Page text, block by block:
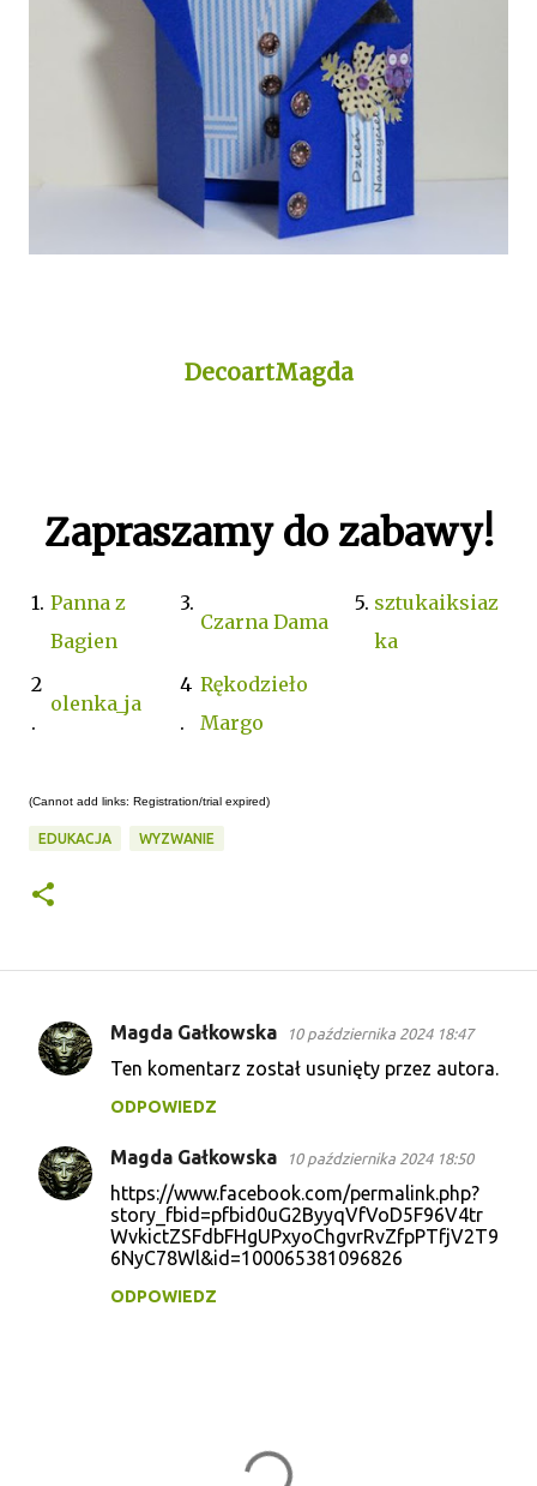
DecoartMagda
Zapraszamy do zabawy!
1. Panna z
Bagien
3.
Czarna Dama
5. sztukaiksiaz
ka
2
.
olenka_ja
4
.
Rękodzieło
Margo
(Cannot add links: Registration/trial expired)
EDUKACJA WYZWANIE
K
e
n
Magda Gałkowska 10 października 2024 18:47
Ten komentarz został usunięty przez autora.
ODPOWIEDZ
Magda Gałkowska 10 października 2024 18:50
https://www.facebook.com/permalink.php?
story_fbid=pfbid0uG2ByyqVfVoD5F96V4tr
WvkictZSFdbFHgUPxyoChgvrRvZfpPTfjV2T9
6NyC78Wl&id=100065381096826
ODPOWIEDZ